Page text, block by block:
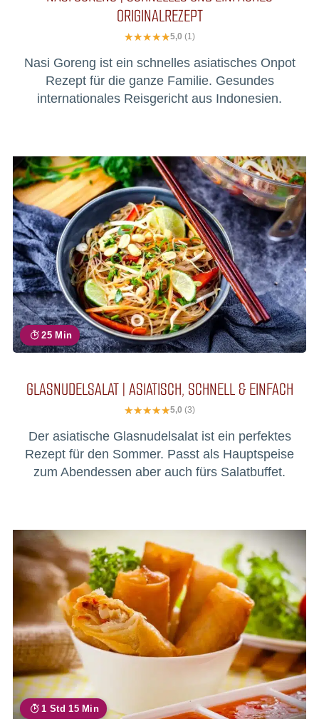
ORIGINALREZEPT
5,0 (1)
Nasi Goreng ist ein schnelles asiatisches Onpot
Rezept für die ganze Familie. Gesundes
internationales Reisgericht aus Indonesien.
25 Min
GLASNUDELSALAT | ASIATISCH, SCHNELL & EINFACH
5,0 (3)
Der asiatische Glasnudelsalat ist ein perfektes
Rezept für den Sommer. Passt als Hauptspeise
zum Abendessen aber auch fürs Salatbuffet.
1 Std 15 Min